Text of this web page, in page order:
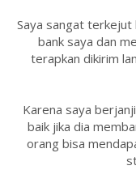
Saya sangat
bank saya dan
terapkan dikirim
Karena saya
baik jika dia
orang bisa